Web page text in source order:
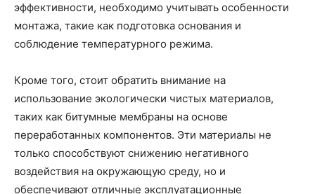
эффективности, необходимо учитывать особенности
монтажа, такие как подготовка основания и
соблюдение температурного режима.
Кроме того, стоит обратить внимание на
использование экологически чистых материалов,
таких как битумные мембраны на основе
переработанных компонентов. Эти материалы не
только способствуют снижению негативного
воздействия на окружающую среду, но и
обеспечивают отличные эксплуатационные